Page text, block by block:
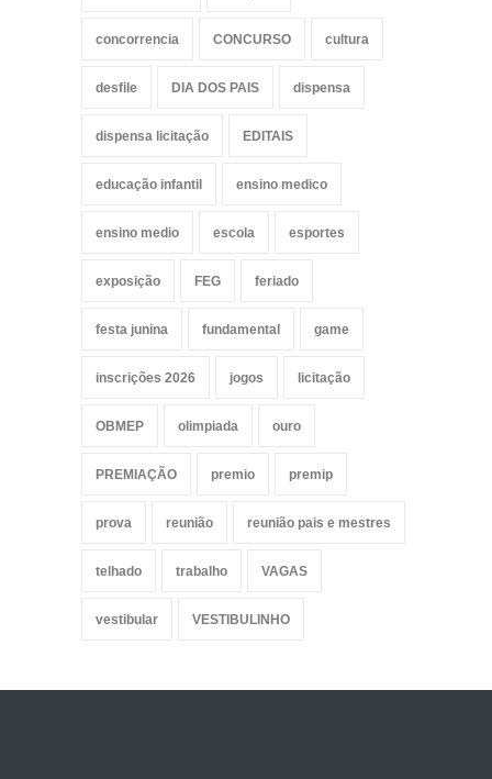
concorrencia CONCURSO cultura
desfile DIA DOS PAIS dispensa
dispensa licitação EDITAIS
educação infantil ensino medico
ensino medio escola esportes
exposição FEG feriado
festa junina fundamental game
inscrições 2026 jogos licitação
OBMEP olimpiada ouro
PREMIAÇÃO premio premip
prova reunião reunião pais e mestres
telhado trabalho VAGAS
vestibular VESTIBULINHO